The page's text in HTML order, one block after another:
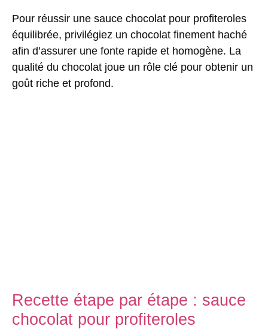
Pour réussir une sauce chocolat pour profiteroles
équilibrée, privilégiez un chocolat finement haché
afin d’assurer une fonte rapide et homogène. La
qualité du chocolat joue un rôle clé pour obtenir un
goût riche et profond.
Recette étape par étape : sauce
chocolat pour profiteroles